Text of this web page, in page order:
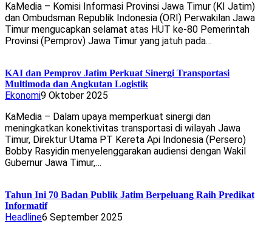
KaMedia – Komisi Informasi Provinsi Jawa Timur (KI Jatim)
dan Ombudsman Republik Indonesia (ORI) Perwakilan Jawa
Timur mengucapkan selamat atas HUT ke-80 Pemerintah
Provinsi (Pemprov) Jawa Timur yang jatuh pada…
KAI dan Pemprov Jatim Perkuat Sinergi Transportasi
Multimoda dan Angkutan Logistik
Ekonomi9 Oktober 2025
KaMedia – Dalam upaya memperkuat sinergi dan
meningkatkan konektivitas transportasi di wilayah Jawa
Timur, Direktur Utama PT Kereta Api Indonesia (Persero)
Bobby Rasyidin menyelenggarakan audiensi dengan Wakil
Gubernur Jawa Timur,…
Tahun Ini 70 Badan Publik Jatim Berpeluang Raih Predikat
Informatif
Headline6 September 2025